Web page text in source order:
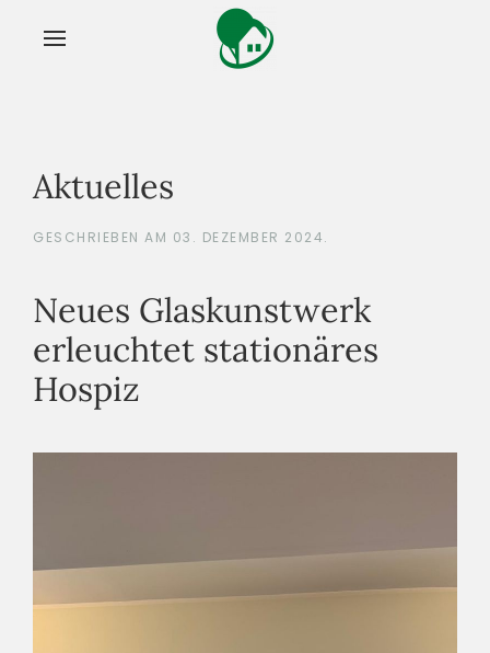
Aktuelles
GESCHRIEBEN AM 03. DEZEMBER 2024.
Neues Glaskunstwerk
erleuchtet stationäres
Hospiz